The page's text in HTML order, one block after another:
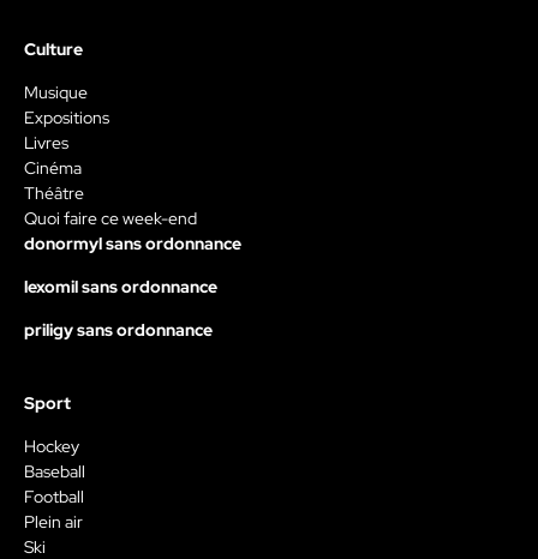
Culture
Musique
Expositions
Livres
Cinéma
Théâtre
Quoi faire ce week-end
donormyl sans ordonnance
lexomil sans ordonnance
priligy sans ordonnance
Sport
Hockey
Baseball
Football
Plein air
Ski